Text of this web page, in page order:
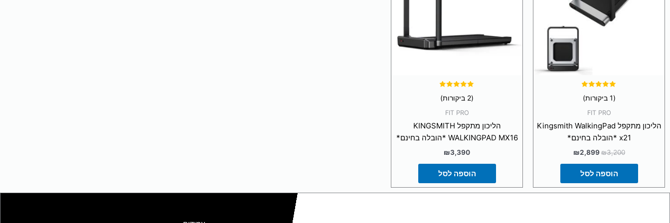
5.00
(1 ביקורות)
FIT PRO
הליכון מתקפל Kingsmith WalkingPad
x21 *הובלה בחינם*
₪3,200
₪2,899
הוספה לסל
5.00
(2 ביקורות)
FIT PRO
הליכון מתקפל KINGSMITH
WALKINGPAD MX16 *הובלה בחינם*
₪3,390
הוספה לסל